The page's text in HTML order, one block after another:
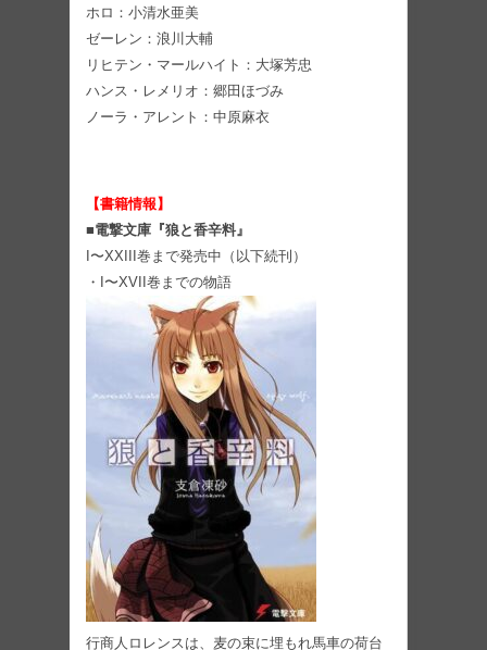
ホロ：小清水亜美
ゼーレン：浪川大輔
リヒテン・マールハイト：大塚芳忠
ハンス・レメリオ：郷田ほづみ
ノーラ・アレント：中原麻衣
【書籍情報】
■電撃文庫『狼と香辛料』
I〜XXIII巻まで発売中（以下続刊）
・I〜XVII巻までの物語
行商人ロレンスは、⻨の束に埋もれ馬車の荷台